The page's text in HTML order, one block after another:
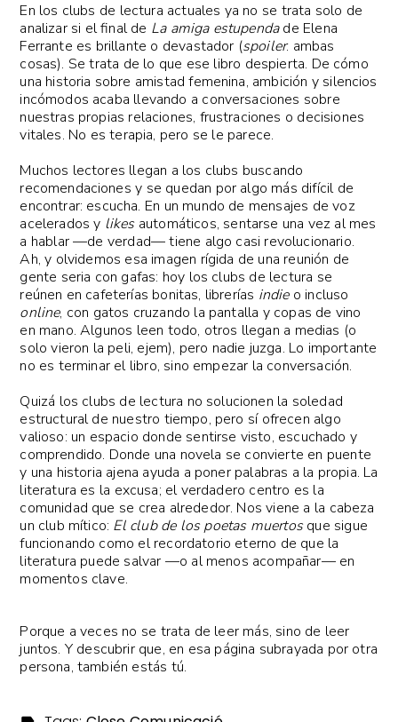
En los clubs de lectura actuales ya no se trata solo de
analizar si el final de La amiga estupendade Elena
Ferrante es brillante o devastador (spoiler: ambas
cosas). Se trata de lo que ese libro despierta. De cómo
una historia sobre amistad femenina, ambición y silencios
incómodos acaba llevando a conversaciones sobre
nuestras propias relaciones, frustraciones o decisiones
vitales. No es terapia, pero se le parece.
Muchos lectores llegan a los clubs buscando
recomendaciones y se quedan por algo más difícil de
encontrar: escucha. En un mundo de mensajes de voz
acelerados y likesautomáticos, sentarse una vez al mes
a hablar —de verdad— tiene algo casi revolucionario.
Ah, y olvidemos esa imagen rígida de una reunión de
gente seria con gafas: hoy los clubs de lectura se
reúnen en cafeterías bonitas, librerías indieo incluso
online, con gatos cruzando la pantalla y copas de vino
en mano. Algunos leen todo, otros llegan a medias (o
solo vieron la peli, ejem), pero nadie juzga. Lo importante
no es terminar el libro, sino empezar la conversación.
Quizá los clubs de lectura no solucionen la soledad
estructural de nuestro tiempo, pero sí ofrecen algo
valioso: un espacio donde sentirse visto, escuchado y
comprendido. Donde una novela se convierte en puente
y una historia ajena ayuda a poner palabras a la propia. La
literatura es la excusa; el verdadero centro es la
comunidad que se crea alrededor. Nos viene a la cabeza
un club mítico: El club de los poetas muertosque sigue
funcionando como el recordatorio eterno de que la
literatura puede salvar —o al menos acompañar— en
momentos clave.
Porque a veces no se trata de leer más, sino de leer
juntos. Y descubrir que, en esa página subrayada por otra
persona, también estás tú.